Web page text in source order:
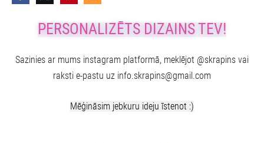
PERSONALIZĒTS DIZAINS TEV!
Sazinies ar mums instagram platformā, meklējot @skrapins vai
raksti e-pastu uz info.skrapins@gmail.com
Mēģināsim jebkuru ideju īstenot :)